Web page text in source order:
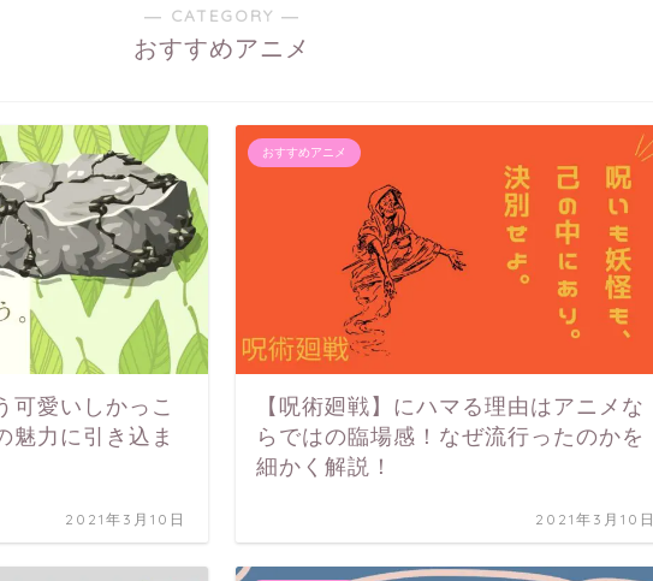
― CATEGORY ―
おすすめアニメ
可愛いしかっこ
魅力に引き込ま
2021年3月10日
おすすめアニメ
【呪術廻戦】にハマる理由はアニメな
らではの臨場感！なぜ流行ったのかを
細かく解説！
2021年3月10日